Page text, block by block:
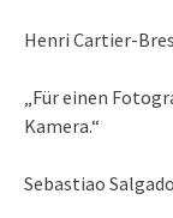
Henri Cartier-
„Für einen
Kamera.“
Sebastiao Salgado